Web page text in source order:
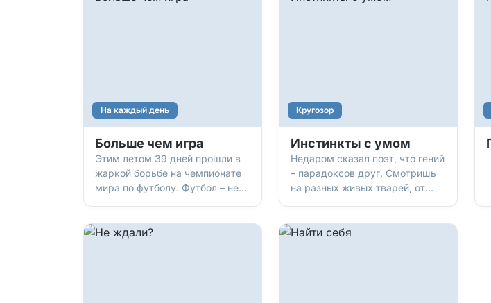
На каждый день
Больше чем игра
Этим летом 39 дней прошли в
жаркой борьбе на чемпионате
мира по футболу. Футбол – не
под другим углом? Что, если
Кругозор
Инстинкты с умом
Недаром сказал поэт, что гений
– парадоксов друг. Смотришь
на разных живых тварей, от
присмотришься получше. А